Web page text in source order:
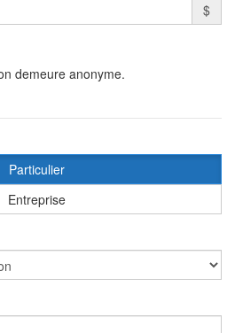
$
demeure anonyme.
Particulier
Entreprise